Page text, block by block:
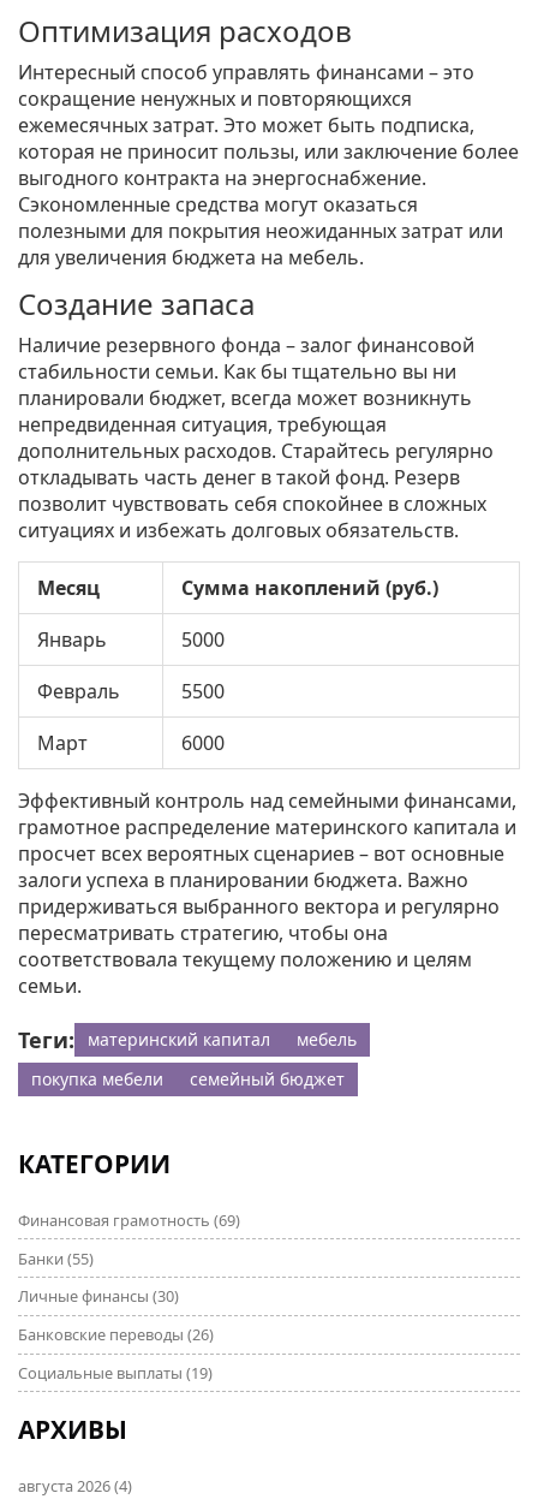
Оптимизация расходов
Интересный способ управлять финансами – это
сокращение ненужных и повторяющихся
ежемесячных затрат. Это может быть подписка,
которая не приносит пользы, или заключение более
выгодного контракта на энергоснабжение.
Сэкономленные средства могут оказаться
полезными для покрытия неожиданных затрат или
для увеличения бюджета на мебель.
Создание запаса
Наличие резервного фонда – залог финансовой
стабильности семьи. Как бы тщательно вы ни
планировали бюджет, всегда может возникнуть
непредвиденная ситуация, требующая
дополнительных расходов. Старайтесь регулярно
откладывать часть денег в такой фонд. Резерв
позволит чувствовать себя спокойнее в сложных
ситуациях и избежать долговых обязательств.
Месяц
Сумма накоплений (руб.)
Январь
5000
Февраль
5500
Март
6000
Эффективный контроль над семейными финансами,
грамотное распределение материнского капитала и
просчет всех вероятных сценариев – вот основные
залоги успеха в планировании бюджета. Важно
придерживаться выбранного вектора и регулярно
пересматривать стратегию, чтобы она
соответствовала текущему положению и целям
семьи.
Теги: материнский капитал
мебель
покупка мебели
семейный бюджет
КАТЕГОРИИ
Финансовая грамотность (69)
Банки (55)
Личные финансы (30)
Банковские переводы (26)
Социальные выплаты (19)
АРХИВЫ
августа 2026(4)